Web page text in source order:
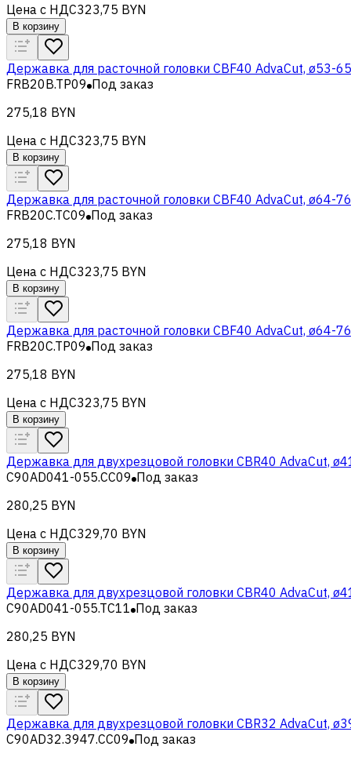
Цена с НДС323,75 BYN
В корзину
Державка для расточной головки CBF40 AdvaCut, ø53-
FRB20B.TP09 Под заказ
275,18 BYN
Цена с НДС323,75 BYN
В корзину
Державка для расточной головки CBF40 AdvaCut, ø64-
FRB20C.TC09 Под заказ
275,18 BYN
Цена с НДС323,75 BYN
В корзину
Державка для расточной головки CBF40 AdvaCut, ø64-
FRB20C.TP09 Под заказ
275,18 BYN
Цена с НДС323,75 BYN
В корзину
Державка для двухрезцовой головки CBR40 AdvaCut,
C90AD041-055.CC09 Под заказ
280,25 BYN
Цена с НДС329,70 BYN
В корзину
Державка для двухрезцовой головки CBR40 AdvaCut,
C90AD041-055.TC11 Под заказ
280,25 BYN
Цена с НДС329,70 BYN
В корзину
Державка для двухрезцовой головки CBR32 AdvaCut,
C90AD32.3947.CC09 Под заказ